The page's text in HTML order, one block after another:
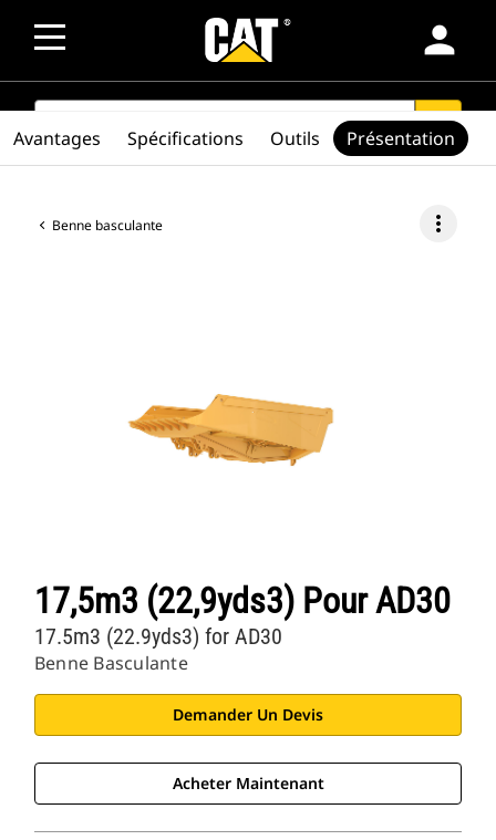
person
SEARCH search
Benne basculante more_vert
17,5m3 (22,9yds3) Pour AD30
Benne Basculante
17.5m3 (22.9yds3) for AD30
Demander Un Devis
Acheter Maintenant
Avantages Spécifications Outils Présentation